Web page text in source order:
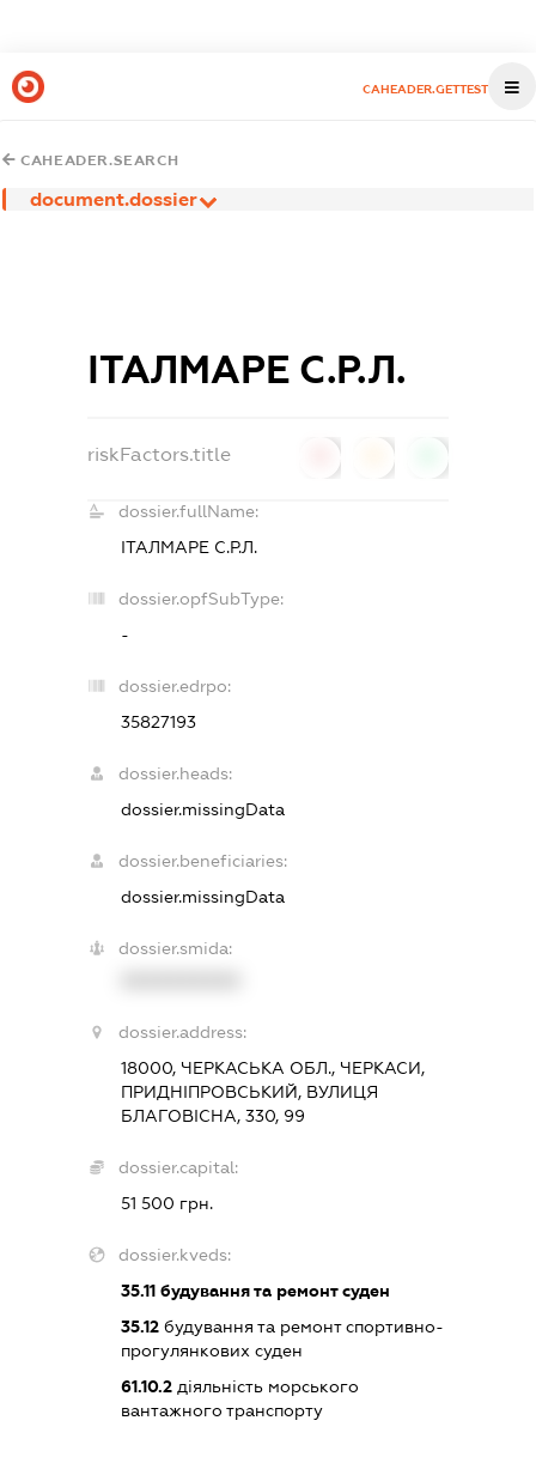
CAHEADER.GETTEST
CAHEADER.SEARCH
document.dossier
ІТАЛМАРЕ С.Р.Л.
riskFactors.title
dossier.fullName:
ІТАЛМАРЕ С.Р.Л.
dossier.opfSubType:
-
dossier.edrpo:
35827193
dossier.heads:
dossier.missingData
dossier.beneficiaries:
dossier.missingData
dossier.smida:
dossier.address:
18000, ЧЕРКАСЬКА ОБЛ., ЧЕРКАСИ,
ПРИДНІПРОВСЬКИЙ, ВУЛИЦЯ
БЛАГОВІСНА, 330, 99
dossier.capital:
51 500 грн.
dossier.kveds:
35.11 будування та ремонт суден
35.12 будування та ремонт спортивно-
прогулянкових суден
61.10.2 діяльність морського
вантажного транспорту